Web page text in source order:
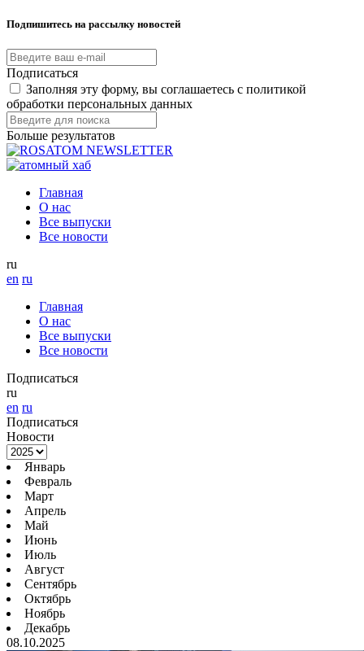
Подпишитесь на рассылку новостей
Подписаться
Заполняя эту форму, вы соглашаетесь с политикой
обработки персональных данных
Больше результатов
Главная
О нас
Все выпуски
Все новости
ru
en ru
Главная
О нас
Все выпуски
Все новости
Подписаться
ru
en ru
Подписаться
Новости
Январь
Февраль
Март
Апрель
Май
Июнь
Июль
Август
Сентябрь
Октябрь
Ноябрь
Декабрь
08.10.2025